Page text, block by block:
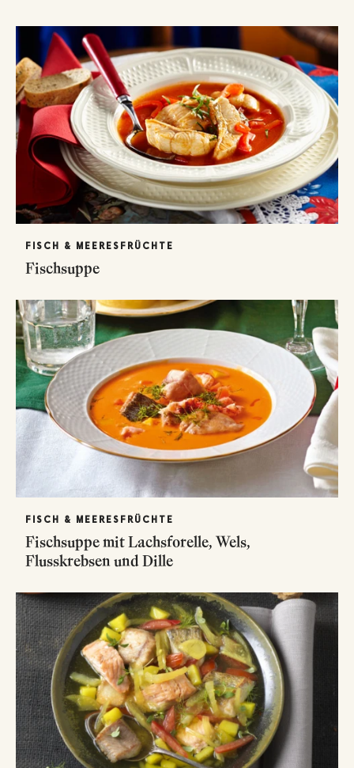
FISCH & MEERESFRÜCHTE
Fischsuppe
FISCH & MEERESFRÜCHTE
Fischsuppe mit Lachsforelle, Wels,
Flusskrebsen und Dille